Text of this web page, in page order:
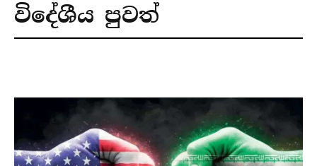
විදේශීය පුවත්